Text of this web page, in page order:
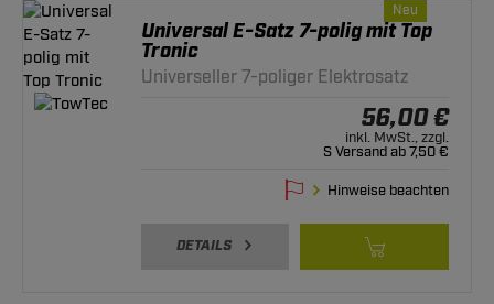
Neu
Universal E-Satz 7-polig mit Top
Tronic
Universeller 7-poliger Elektrosatz
56,00 €
inkl. MwSt., zzgl.
S Versand ab 7,50 €
Hinweise beachten
DETAILS